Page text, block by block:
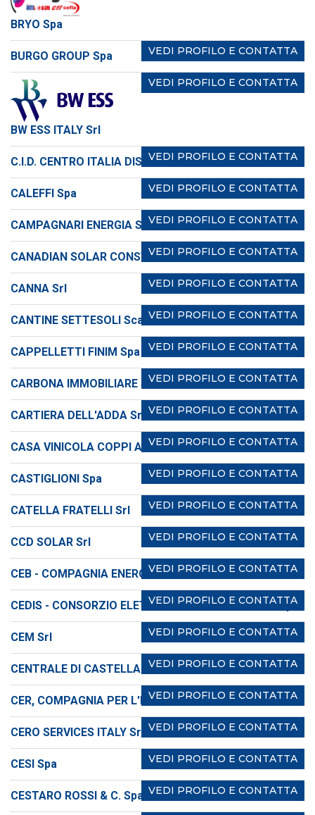
BRYO Spa
VEDI PROFILO E CONTATTA
BURGO GROUP Spa
VEDI PROFILO E CONTATTA
BW ESS ITALY Srl
VEDI PROFILO E CONTATTA
C.I.D. CENTRO ITALIA DISTRIBUZIONE Srl
VEDI PROFILO E CONTATTA
CALEFFI Spa
VEDI PROFILO E CONTATTA
CAMPAGNARI ENERGIA Srl
VEDI PROFILO E CONTATTA
CANADIAN SOLAR CONSTRUCTION Srl
VEDI PROFILO E CONTATTA
CANNA Srl
VEDI PROFILO E CONTATTA
CANTINE SETTESOLI Sca
VEDI PROFILO E CONTATTA
CAPPELLETTI FINIM Spa
VEDI PROFILO E CONTATTA
CARBONA IMMOBILIARE Srl
VEDI PROFILO E CONTATTA
CARTIERA DELL'ADDA Srl
VEDI PROFILO E CONTATTA
CASA VINICOLA COPPI Antonio Michele Srl
VEDI PROFILO E CONTATTA
CASTIGLIONI Spa
VEDI PROFILO E CONTATTA
CATELLA FRATELLI Srl
VEDI PROFILO E CONTATTA
CCD SOLAR Srl
VEDI PROFILO E CONTATTA
CEB - COMPAGNIA ENERGETICA BELLUNESE Srl
VEDI PROFILO E CONTATTA
CEDIS - CONSORZIO ELETTRICO DI STORO Soc. Coop.
VEDI PROFILO E CONTATTA
CEM Srl
VEDI PROFILO E CONTATTA
CENTRALE DI CASTELLAMONTE Srl
VEDI PROFILO E CONTATTA
CER, COMPAGNIA PER L'ENERGIA RINNOVABILE Srl
VEDI PROFILO E CONTATTA
CERO SERVICES ITALY Srl
VEDI PROFILO E CONTATTA
CESI Spa
VEDI PROFILO E CONTATTA
CESTARO ROSSI & C. Spa